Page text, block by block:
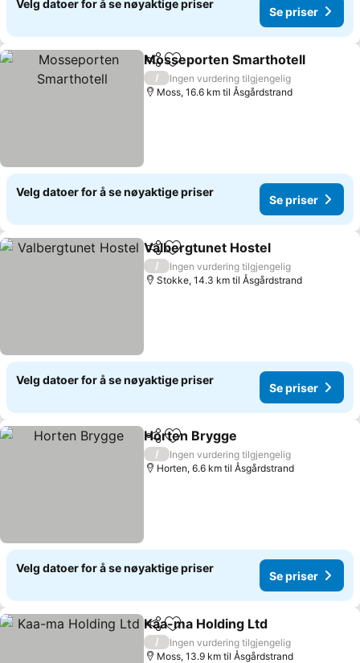
Velg datoer for å se nøyaktige priser
Se priser
Del Legg til i favoritter
Mosseporten Smarthotell
/
Ingen vurdering tilgjengelig
Moss, 16.6 km til Åsgårdstrand
Velg datoer for å se nøyaktige priser
Se priser
Del Legg til i favoritter
Valbergtunet Hostel
/
Ingen vurdering tilgjengelig
Stokke, 14.3 km til Åsgårdstrand
Velg datoer for å se nøyaktige priser
Se priser
Del Legg til i favoritter
Horten Brygge
/
Ingen vurdering tilgjengelig
Horten, 6.6 km til Åsgårdstrand
Velg datoer for å se nøyaktige priser
Se priser
Del Legg til i favoritter
Kaa-ma Holding Ltd
/
Ingen vurdering tilgjengelig
Moss, 13.9 km til Åsgårdstrand